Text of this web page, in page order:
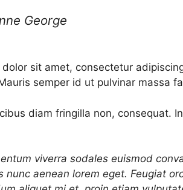
George
dolor sit amet, consectetur
semper id ut pulvinar massa
diam fringilla non, consequat.
viverra sodales euismod
nunc aenean lorem eget. Feugiat